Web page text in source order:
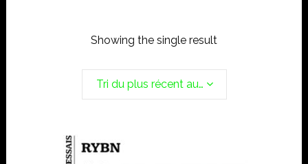
Showing the single result
Tri du plus récent au plus ancien